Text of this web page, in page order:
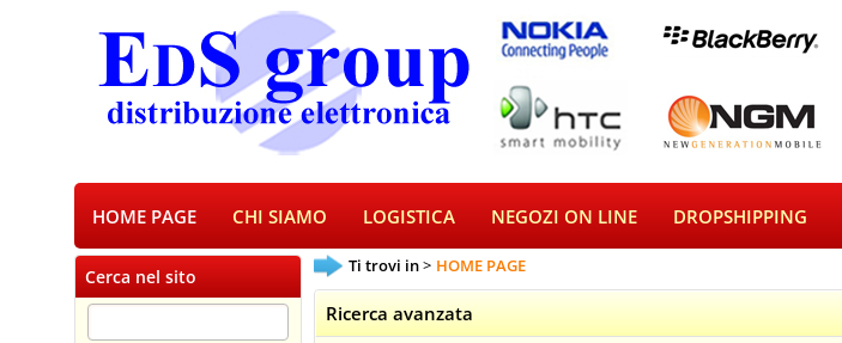
HOME PAGE CHI SIAMO LOGISTICA NEGOZI ON LINE DROPSHIPPING
Cerca nel sito Ti trovi in HOME PAGE
Ricerca avanzata